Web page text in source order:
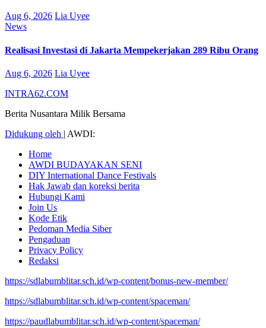
Aug 6, 2026 Lia Uyee
News
Realisasi Investasi di Jakarta Mempekerjakan 289 Ribu Orang
Aug 6, 2026 Lia Uyee
INTRA62.COM
Berita Nusantara Milik Bersama
Didukung oleh | AWDI:
Home
AWDI BUDAYAKAN SENI
DIY International Dance Festivals
Hak Jawab dan koreksi berita
Hubungi Kami
Join Us
Kode Etik
Pedoman Media Siber
Pengaduan
Privacy Policy
Redaksi
https://sdlabumblitar.sch.id/wp-content/bonus-new-member/
https://sdlabumblitar.sch.id/wp-content/spaceman/
https://paudlabumblitar.sch.id/wp-content/spaceman/